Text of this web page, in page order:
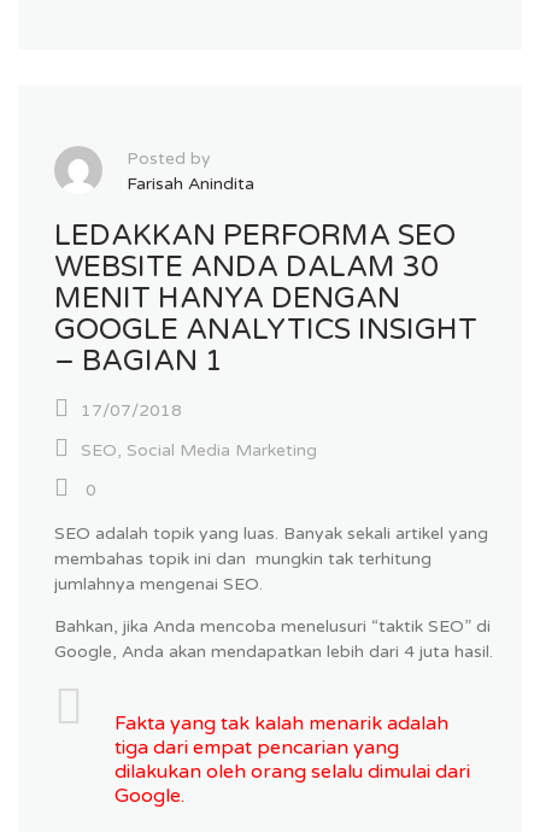
Posted by
Farisah Anindita
LEDAKKAN PERFORMA SEO
WEBSITE ANDA DALAM 30
MENIT HANYA DENGAN
GOOGLE ANALYTICS INSIGHT
– BAGIAN 1
17/07/2018
SEO, Social Media Marketing
0
SEO adalah topik yang luas. Banyak sekali artikel yang
membahas topik ini dan mungkin tak terhitung
jumlahnya mengenai SEO.
Bahkan, jika Anda mencoba menelusuri “taktik SEO” di
Google, Anda akan mendapatkan lebih dari 4 juta hasil.
Fakta yang tak kalah menarik adalah
tiga dari empat pencarian yang
dilakukan oleh orang selalu dimulai dari
Google.